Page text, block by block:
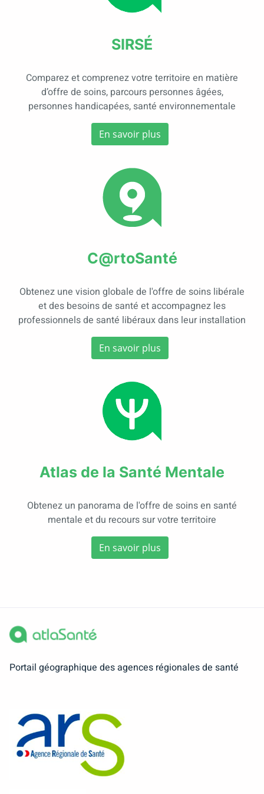
SIRSÉ
Comparez et comprenez votre territoire en matière
d’offre de soins, parcours personnes âgées,
personnes handicapées, santé environnementale
En savoir plus
C@rtoSanté
Obtenez une vision globale de l'offre de soins libérale
et des besoins de santé et accompagnez les
professionnels de santé libéraux dans leur installation
En savoir plus
Atlas de la Santé Mentale
Obtenez un panorama de l'offre de soins en santé
mentale et du recours sur votre territoire
En savoir plus
Portail géographique des agences régionales de santé